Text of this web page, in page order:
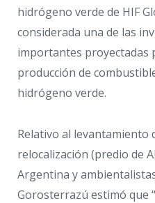
hidrógeno verde de HIF
considerada una de las
importantes proyectadas
producción de
hidrógeno verde.
Relativo al levantamiento
relocalización (predio de
Argentina y
Gorosterrazú estimó que